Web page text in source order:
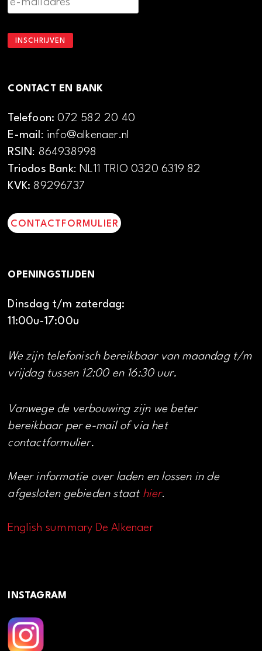
CONTACT EN BANK
Telefoon:072 582 20 40
E-mail : info@alkenaer.nl
RSIN : 864938998
Triodos Bank: NL11 TRIO 0320 6319 82
KVK: 89296737
CONTACTFORMULIER
OPENINGSTIJDEN
Dinsdag t/m zaterdag:
11:00u-17:00u
We zijn telefonisch bereikbaar van maandag t/m
vrijdag tussen 12:00 en 16:30 uur.
Vanwege de verbouwing zijn we beter
bereikbaar per e-mail of via het
contactformulier.
Meer informatie over laden en lossen in de
afgesloten gebieden staat hier.
English summary De Alkenaer
INSTAGRAM